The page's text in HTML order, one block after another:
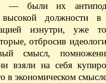
— были их
должности в
изнутри, уже
отбросив
смысл,
взяли на себя
в экономическом